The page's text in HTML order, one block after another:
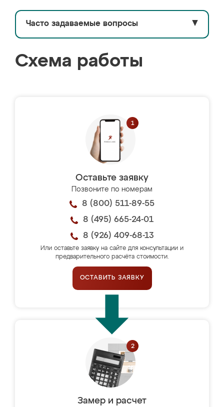
Часто задаваемые вопросы ▼
Схема работы
Оставьте заявку
Позвоните по номерам
8 (800) 511-89-55
8 (495) 665-24-01
8 (926) 409-68-13
Или оставьте заявку на сайте для консультации и
предварительного расчёта стоимости.
ОСТАВИТЬ ЗАЯВКУ
Замер и расчет